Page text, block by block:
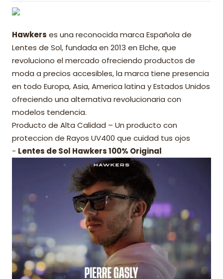
Hawkers es una reconocida marca Española de
Lentes de Sol, fundada en 2013 en Elche, que
revoluciono el mercado ofreciendo productos de
moda a precios accesibles, la marca tiene presencia
en todo Europa, Asia, America latina y Estados Unidos
ofreciendo una alternativa revolucionaria con
modelos tendencia.
Producto de Alta Calidad – Un producto con
proteccion de Rayos UV400 que cuidad tus ojos
- Lentes de Sol Hawkers 100% Original